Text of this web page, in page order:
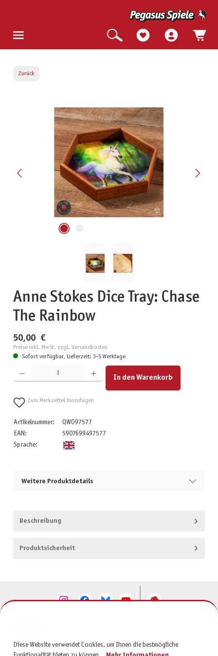
Zurück
Bildergalerie überspringen
Anne Stokes Dice Tray: Chase
The Rainbow
50,00 €
Preise inkl. MwSt. zzgl. Versandkosten
Sofort verfügbar, Lieferzeit: 3-5 Werktage
Produkt Anzahl: Gib den gewünschten Wert ein oder benutze die Schaltflächen um die Anzahl zu
In den Warenkorb
Zum Merkzettel hinzufügen
Artikelnummer:
QWO97577
EAN:
5907699497577
Sprache:
Weitere Produktdetails
Beschreibung
Produktsicherheit
SERVICE
Diese Website verwendet Cookies, um Ihnen die bestmögliche